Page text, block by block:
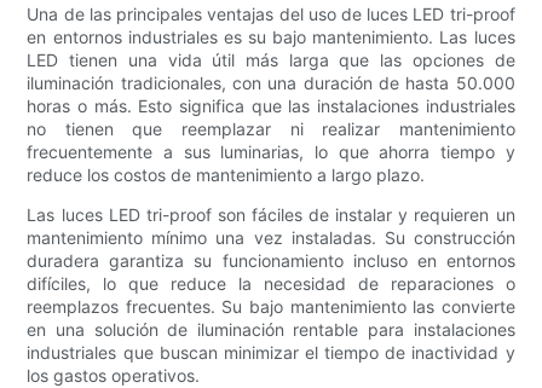
Una de las principales ventajas del uso de luces LED tri-proof
en entornos industriales es su bajo mantenimiento. Las luces
LED tienen una vida útil más larga que las opciones de
iluminación tradicionales, con una duración de hasta 50.000
horas o más. Esto significa que las instalaciones industriales
no tienen que reemplazar ni realizar mantenimiento
frecuentemente a sus luminarias, lo que ahorra tiempo y
reduce los costos de mantenimiento a largo plazo.
Las luces LED tri-proof son fáciles de instalar y requieren un
mantenimiento mínimo una vez instaladas. Su construcción
duradera garantiza su funcionamiento incluso en entornos
difíciles, lo que reduce la necesidad de reparaciones o
reemplazos frecuentes. Su bajo mantenimiento las convierte
en una solución de iluminación rentable para instalaciones
industriales que buscan minimizar el tiempo de inactividad y
los gastos operativos.